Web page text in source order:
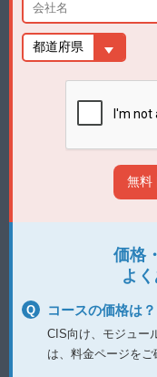
価格
よ
コースの価格は？
CIS向け、モジュー
は、料金ページをご